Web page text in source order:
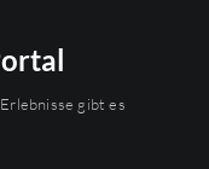
gibt es